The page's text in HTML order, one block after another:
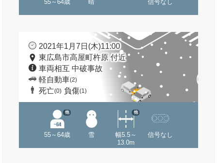
55～64歳 晴 信号なし
2021年1月7日(木)11:00
東広島市高屋町杵原 付近
車両相互 中破事故
軽自動車(2)
死亡(0) 負傷(1)
55～64歳
他
雪
幅5.5～
13.0m
他
信号なし